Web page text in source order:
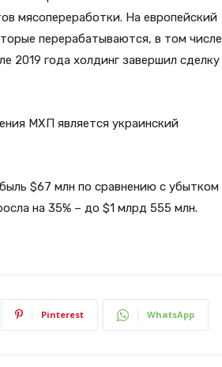
мясопереработки. На европейский
перерабатываются, в том числе
2019 года холдинг завершил сделку
МХП является украинский
$67 млн по сравнению с убытком
на 35% – до $1 млрд 555 млн.
Pinterest WhatsApp